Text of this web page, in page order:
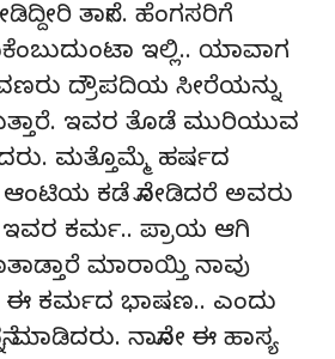
ತಾನೇ.. ಹೆಂಗಸರಿಗೆ
ಇಲ್ಲಿ.. ಯಾವಾಗ
ದ್ರೌಪದಿಯ ಸೀರೆಯನ್ನು
ಇವರ ತೊಡೆ ಮುರಿಯುವ
ಮತ್ತೊಮ್ಮೆ ಹರ್ಷದ
ಆಂಟಿಯ ಕಡೆ ನೋಡಿದರೆ ಅವರು
ಇವರ ಕರ್ಮ.. ಪ್ರಾಯ ಆಗಿ
ಮಾರಾಯ್ತಿ ನಾವು
ಈ ಕರ್ಮದ ಭಾಷಣ.. ಎಂದು
ಮಾಡಿದರು. ನಾನೋ ಈ ಹಾಸ್ಯ